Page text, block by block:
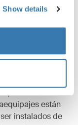
Show details
están
instalados de